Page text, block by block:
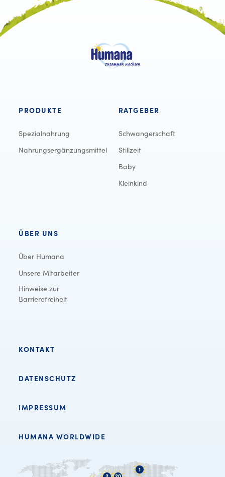
PRODUKTE
Spezialnahrung
Nahrungsergänzungsmittel
RATGEBER
Schwangerschaft
Stillzeit
Baby
Kleinkind
ÜBER UNS
Über Humana
Unsere Mitarbeiter
Hinweise zur
Barrierefreiheit
KONTAKT
DATENSCHUTZ
IMPRESSUM
HUMANA WORLDWIDE